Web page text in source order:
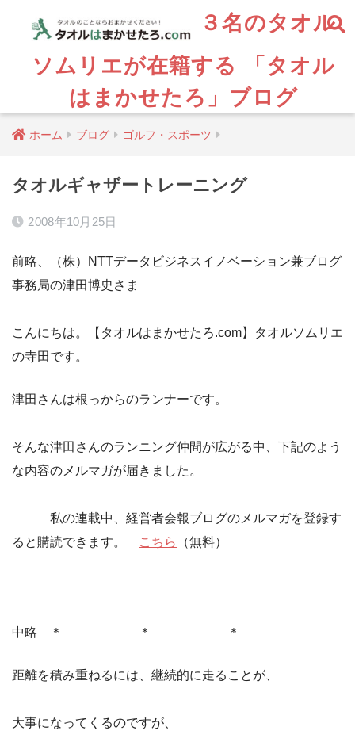
３名のタオル
ソムリエが在籍する 「タオル
はまかせたろ」ブログ
ホーム ブログ ゴルフ・スポーツ
タオルギャザートレーニング
2008年10月25日
前略、（株）NTTデータビジネスイノベーション兼ブログ
事務局の津田博史さま
こんにちは。【タオルはまかせたろ.com】タオルソムリエ
の寺田です。
津田さんは根っからのランナーです。
そんな津田さんのランニング仲間が広がる中、下記のよう
な内容のメルマガが届きました。
私の連載中、経営者会報ブログのメルマガを登録す
ると購読できます。
こちら （無料）
中略 ＊ ＊ ＊
距離を積み重ねるには、継続的に走ることが、
大事になってくるのですが、